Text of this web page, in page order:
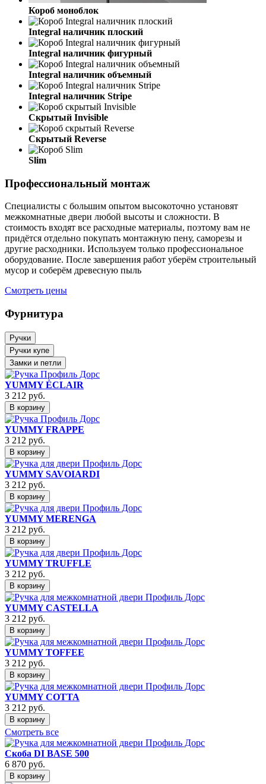
Короб моноблок
Integral наличник плоский
Integral наличник фигурный
Integral наличник объемный
Integral наличник Stripe
Скрытый Invisible
Cкрытый Reverse
Slim
Профессиональный монтаж
Специалисты с большим опытом высокоточно установят
межкомнатные двери любой высоты и сложности. В
стоимость входят все расходные материалы, поэтому вам не
придётся отдельно покупать монтажную пену, саморезы и
другие расходники. Используем только профессиональное
оборудование. После завершения работ уберём строительный
мусор и соберём древесную пыль
Смотреть цены
Фурнитура
Ручки
Ручки купе
Замки и петли
YUMMY ÉCLAIR
3 212 руб.
В корзину
YUMMY FRAPPE
3 212 руб.
В корзину
YUMMY SAVOIARDI
3 212 руб.
В корзину
YUMMY MERENGA
3 212 руб.
В корзину
YUMMY TRUFFLE
3 212 руб.
В корзину
YUMMY CASTELLA
3 212 руб.
В корзину
YUMMY TOFFEE
3 212 руб.
В корзину
YUMMY COTTA
3 212 руб.
В корзину
Смотреть все
Скоба DI BASE 500
6 870 руб.
В корзину